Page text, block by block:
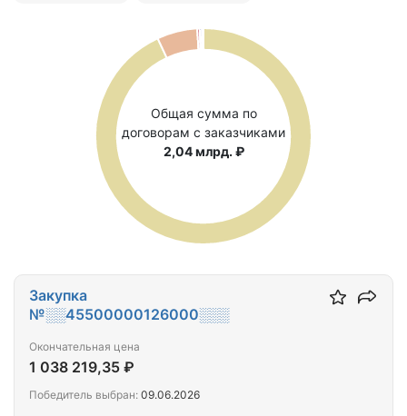
Общая сумма по
договорам с заказчиками
2,04 млрд. ₽
Закупка
№░░45500000126000░░░
Окончательная цена
1 038 219,35 ₽
Победитель выбран: 09.06.2026